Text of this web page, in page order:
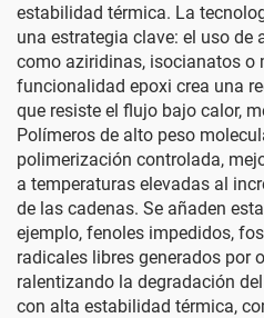
estabilidad térmica. La
una estrategia clave: el uso de
como aziridinas, isocianatos o
funcionalidad epoxi crea una
que resiste el flujo bajo calor,
Polímeros de alto peso
polimerización controlada,
a temperaturas elevadas al
de las cadenas. Se añaden
ejemplo, fenoles impedidos,
radicales libres generados por
ralentizando la degradación
con alta estabilidad térmica,